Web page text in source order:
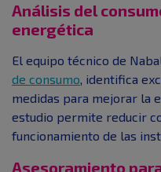
Análisis del
energética
El equipo técnico de
de consumo, identifica
medidas para mejorar la
estudio permite reducir
funcionamiento de las
Asesoramiento